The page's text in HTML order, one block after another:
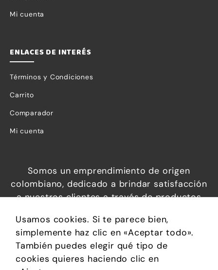
Mi cuenta
ENLACES DE INTERÉS
Términos y Condiciones
Carrito
Comparador
Mi cuenta
Somos un emprendimiento de origen
colombiano, dedicado a brindar satisfacción
a nuestros clientes a través de productos
permiten brindar confort, soluciones
prácticas y calidad de vida.
Usamos cookies. Si te parece bien,
simplemente haz clic en «Aceptar todo».
También puedes elegir qué tipo de
cookies quieres haciendo clic en
Necesarias
Estas
cookies no